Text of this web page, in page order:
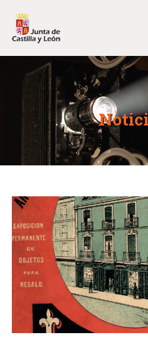
INICIO
FONDOS DE
PROGRAMACIÓN
EXPOSICIONES
DIDÁCTICA
MÁS…
CONTACTAR